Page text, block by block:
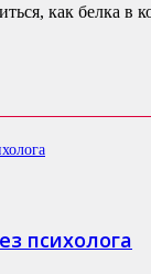
как белка в
психолога